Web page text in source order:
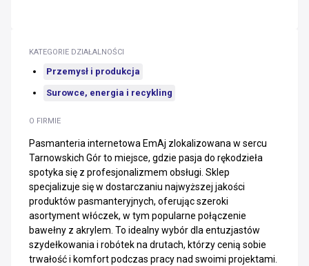
O FIRMIE
Pasmanteria internetowa EmAj zlokalizowana w sercu
Tarnowskich Gór to miejsce, gdzie pasja do rękodzieła
spotyka się z profesjonalizmem obsługi. Sklep
specjalizuje się w dostarczaniu najwyższej jakości
produktów pasmanteryjnych, oferując szeroki
asortyment włóczek, w tym popularne połączenie
bawełny z akrylem. To idealny wybór dla entuzjastów
szydełkowania i robótek na drutach, którzy cenią sobie
trwałość i komfort podczas pracy nad swoimi projektami.
KATEGORIE DZIAŁALNOŚCI
Przemysł i produkcja
Surowce, energia i recykling